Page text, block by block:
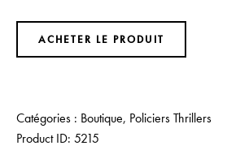
ACHETER LE PRODUIT
Catégories : Boutique, Policiers Thrillers
Product ID: 5215